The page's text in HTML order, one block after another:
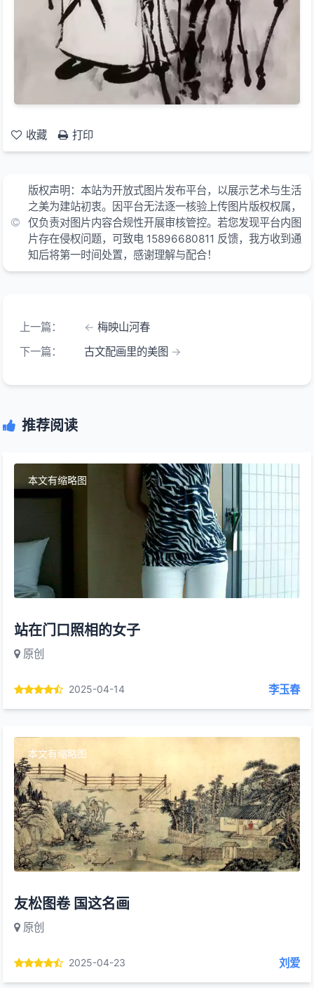
收藏 打印
版权声明：本站为开放式图片发布平台，以展示艺术与生活
之美为建站初衷。因平台无法逐一核验上传图片版权权属，
仅负责对图片内容合规性开展审核管控。若您发现平台内图
片存在侵权问题，可致电 15896680811 反馈，我方收到通
知后将第一时间处置，感谢理解与配合！
上一篇：
梅映山河春
下一篇：
古文配画里的美图
推荐阅读
本文有缩略图
站在门口照相的女子
原创
2025-04-14 李玉春
本文有缩略图
友松图卷 国这名画
原创
2025-04-23 刘爱